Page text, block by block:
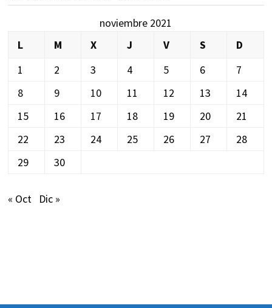
noviembre 2021
L
M X J V S
D
1
2 3 4 5 6
7
8
9 10 11 12 13
14
15
16 17 18 19 20
21
22
23 24 25 26 27
28
29
30
« Oct Dic »